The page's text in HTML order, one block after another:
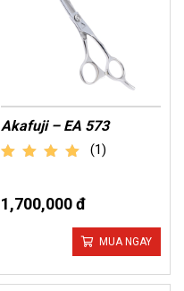
Akafuji – EA 573
(1)
1,700,000 đ
MUA NGAY